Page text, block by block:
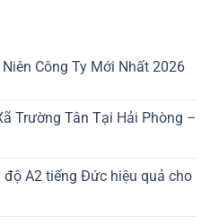
Công Ty Mới Nhất 2026
Trường Tân Tại Hải Phòng –
độ A2 tiếng Đức hiệu quả cho